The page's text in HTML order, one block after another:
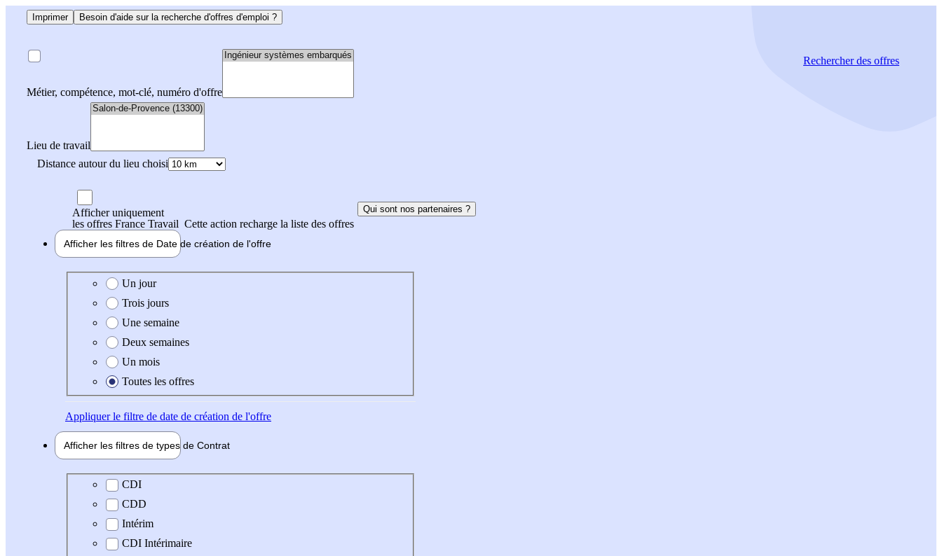
Imprimer Besoin d'aide sur la recherche d'offres d'emploi ?
Métier, compétence, mot-clé, numéro d'offre
Lieu de travail
Distance autour du lieu choisi
Rechercherdes offres
Afficher uniquement
les offres France Travail Cette action recharge la liste des offres
Qui sont nos partenaires ?
Afficher les filtres de Date de création de l'offre
Date de création de l'offre
Un jour
Trois jours
Une semaine
Deux semaines
Un mois
Toutes les offres
Appliquerle filtre de date de création de l'offre
Afficher les filtres de types de Contrat
Type de contrat
CDI
CDD
Intérim
CDI Intérimaire